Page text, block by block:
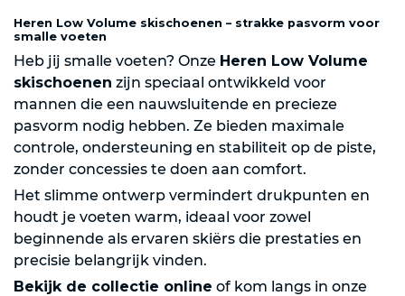
Heren Low Volume skischoenen – strakke pasvorm voor
smalle voeten
Heb jij smalle voeten? Onze Heren Low Volume
skischoenen zijn speciaal ontwikkeld voor
mannen die een nauwsluitende en precieze
pasvorm nodig hebben. Ze bieden maximale
controle, ondersteuning en stabiliteit op de piste,
zonder concessies te doen aan comfort.
Het slimme ontwerp vermindert drukpunten en
houdt je voeten warm, ideaal voor zowel
beginnende als ervaren skiërs die prestaties en
precisie belangrijk vinden.
Bekijk de collectie online of kom langs in onze